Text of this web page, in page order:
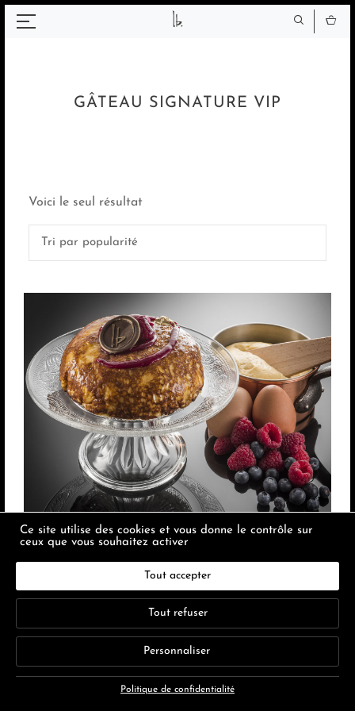
GÂTEAU SIGNATURE VIP
Voici le seul résultat
VIP ANTIBOIS sans gluten
21.00€
Panneau de gestion des cookies
Ce site utilise des cookies et vous donne le contrôle sur
ceux que vous souhaitez activer
Tout accepter
Tout refuser
Personnaliser
Politique de confidentialité